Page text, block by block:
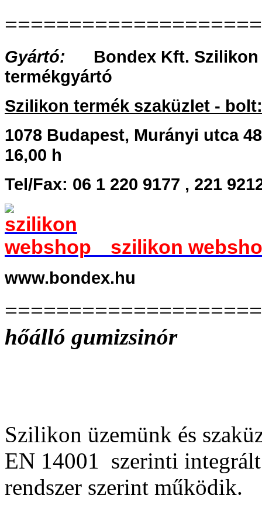
Gyártó: Bondex Kft. Szilikon
termékgyártó
Szilikon termék szaküzlet - bolt:
1078 Budapest, Murányi utca
16,00 h
Tel/Fax: 06 1 220 9177 , 221
szilikon
www.bondex.hu
hőálló gumizsinór
Szilikon üzemünk és
EN 14001 szerinti
rendszer szerint működik.